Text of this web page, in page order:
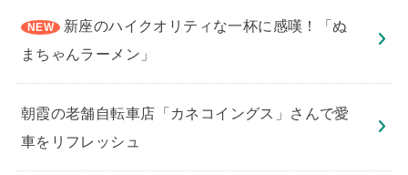
新座のハイクオリティな一杯に感嘆！「ぬ
まちゃんラーメン」
朝霞の老舗自転車店「カネコイングス」さんで愛
車をリフレッシュ